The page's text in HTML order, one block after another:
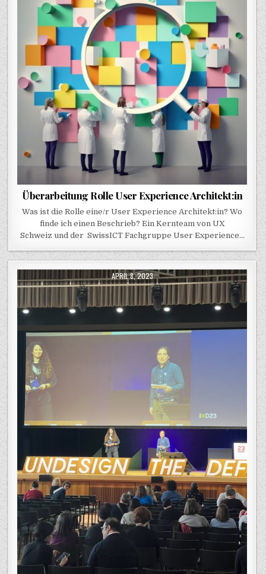
Überarbeitung Rolle User Experience Architekt:in
Was ist die Rolle eine/r User Experience Architekt:in? Wo
finde ich einen Beschrieb? Ein Kernteam von UX
Schweiz und der SwissICT Fachgruppe User Experience…
PUBLISHED DATE:
APRIL 8, 2023